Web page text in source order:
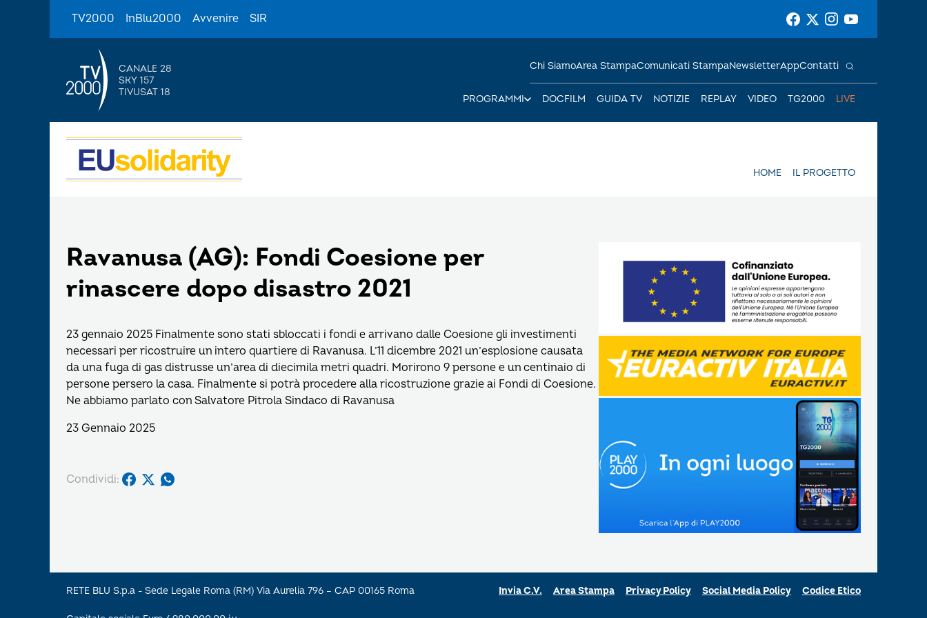
TV2000 InBlu2000 Avvenire SIR
CANALE 28
SKY 157
TIVUSAT 18
PROGRAMMI DOCFILM GUIDA TV NOTIZIE REPLAY VIDEO TG2000 LIVE
Chi SiamoArea StampaComunicati StampaNewsletterAppContatti
HOME IL PROGETTO
Ravanusa (AG): Fondi Coesione per
rinascere dopo disastro 2021
23 gennaio 2025 Finalmente sono stati sbloccati i fondi e arrivano dalle Coesione gli investimenti
necessari per ricostruire un intero quartiere di Ravanusa. L’11 dicembre 2021 un’esplosione causata
da una fuga di gas distrusse un’area di diecimila metri quadri. Morirono 9 persone e un centinaio di
persone persero la casa. Finalmente si potrà procedere alla ricostruzione grazie ai Fondi di Coesione.
Ne abbiamo parlato con Salvatore Pitrola Sindaco di Ravanusa
23 Gennaio 2025
Condividi:
RETE BLU S.p.a - Sede Legale Roma (RM) Via Aurelia 796 – CAP 00165 Roma Invia C.V. Area Stampa Privacy Policy Social Media Policy Codice Etico